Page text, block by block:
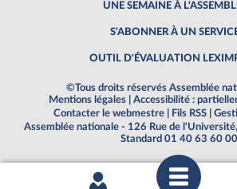
UNE SEMAINE À
S'ABONNER À UN
OUTIL D'ÉVALUATION
©Tous droits réservés Assemblée
Mentions légales
Accessibilité :
Contacter le webmestre
Fils RSS
Assemblée nationale - 126 Rue de
Standard 01 40 63 60 00